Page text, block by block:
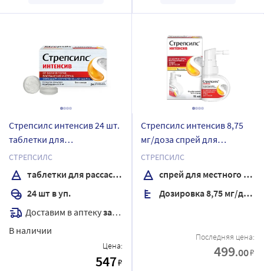
Стрепсилс интенсив 24 шт.
таблетки для
рассасывания вкус
апельсин
СТРЕПСИЛС
таблетки для рассасывания
24 шт в уп.
Доставим в аптекузавтра
В наличии
Цена:
547₽
Стрепсилс интенсив 8,75
мг/доза спрей для
местного применения
дозированный 15 мл со
вкусом меда и лимона
СТРЕПСИЛС
спрей для местного применения дозированный
Дозировка 8,75 мг/доза
Последняя цена:
499.00₽